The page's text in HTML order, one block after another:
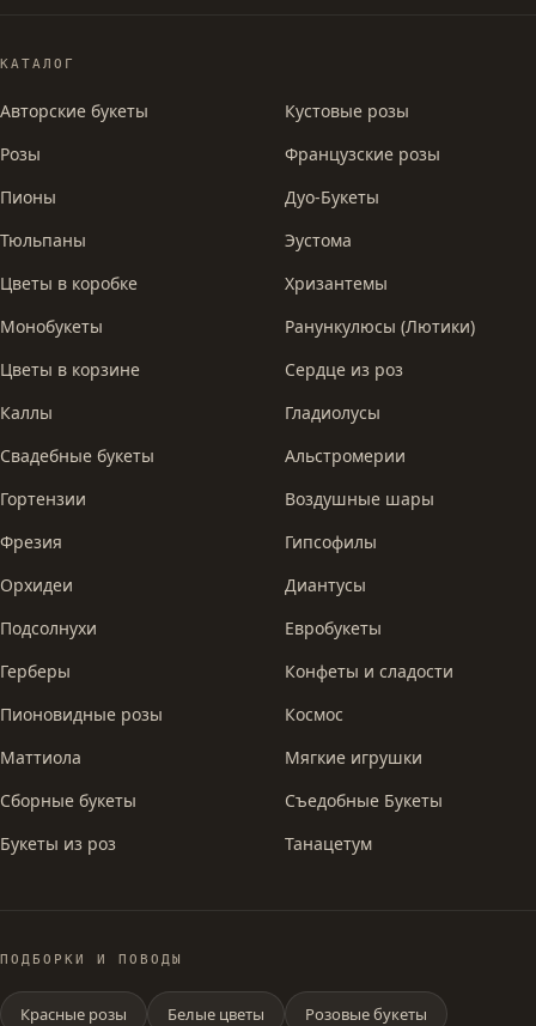
КАТАЛОГ
Авторские букеты
Розы
Пионы
Тюльпаны
Цветы в коробке
Монобукеты
Цветы в корзине
Каллы
Свадебные букеты
Гортензии
Фрезия
Орхидеи
Подсолнухи
Герберы
Пионовидные розы
Маттиола
Сборные букеты
Букеты из роз
Кустовые розы
Французские розы
Дуо-Букеты
Эустома
Хризантемы
Ранункулюсы (Лютики)
Сердце из роз
Гладиолусы
Альстромерии
Воздушные шары
Гипсофилы
Диантусы
Евробукеты
Конфеты и сладости
Космос
Мягкие игрушки
Съедобные Букеты
Танацетум
ПОДБОРКИ И ПОВОДЫ
Красные розы Белые цветы Розовые букеты